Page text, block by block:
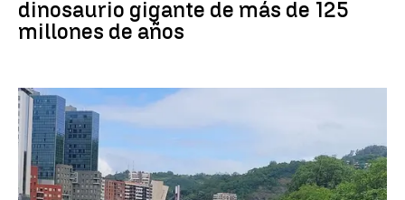
dinosaurio gigante de más de 125
millones de años